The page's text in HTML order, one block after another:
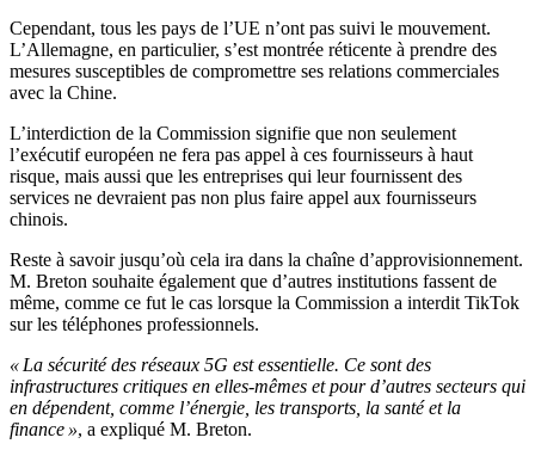
Cependant, tous les pays de l’UE n’ont pas suivi le mouvement.
L’Allemagne, en particulier, s’est montrée réticente à prendre des
mesures susceptibles de compromettre ses relations commerciales
avec la Chine.
L’interdiction de la Commission signifie que non seulement
l’exécutif européen ne fera pas appel à ces fournisseurs à haut
risque, mais aussi que les entreprises qui leur fournissent des
services ne devraient pas non plus faire appel aux fournisseurs
chinois.
Reste à savoir jusqu’où cela ira dans la chaîne d’approvisionnement.
M. Breton souhaite également que d’autres institutions fassent de
même, comme ce fut le cas lorsque la Commission a interdit TikTok
sur les téléphones professionnels.
« La sécurité des réseaux 5G est essentielle. Ce sont des
infrastructures critiques en elles-mêmes et pour d’autres secteurs qui
en dépendent, comme l’énergie, les transports, la santé et la
finance », a expliqué M. Breton.